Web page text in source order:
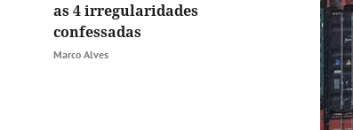
as 4 irregularidades
confessadas
Marco Alves